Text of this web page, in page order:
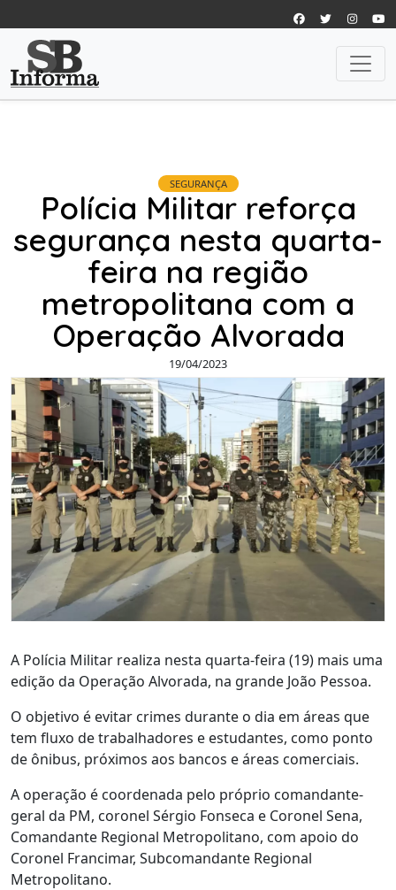
SEGURANÇA
Polícia Militar reforça
segurança nesta quarta-
feira na região
metropolitana com a
Operação Alvorada
19/04/2023
A Polícia Militar realiza nesta quarta-feira (19) mais uma
edição da Operação Alvorada, na grande João Pessoa.
O objetivo é evitar crimes durante o dia em áreas que
tem fluxo de trabalhadores e estudantes, como ponto
de ônibus, próximos aos bancos e áreas comerciais.
A operação é coordenada pelo próprio comandante-
geral da PM, coronel Sérgio Fonseca e Coronel Sena,
Comandante Regional Metropolitano, com apoio do
Coronel Francimar, Subcomandante Regional
Metropolitano.